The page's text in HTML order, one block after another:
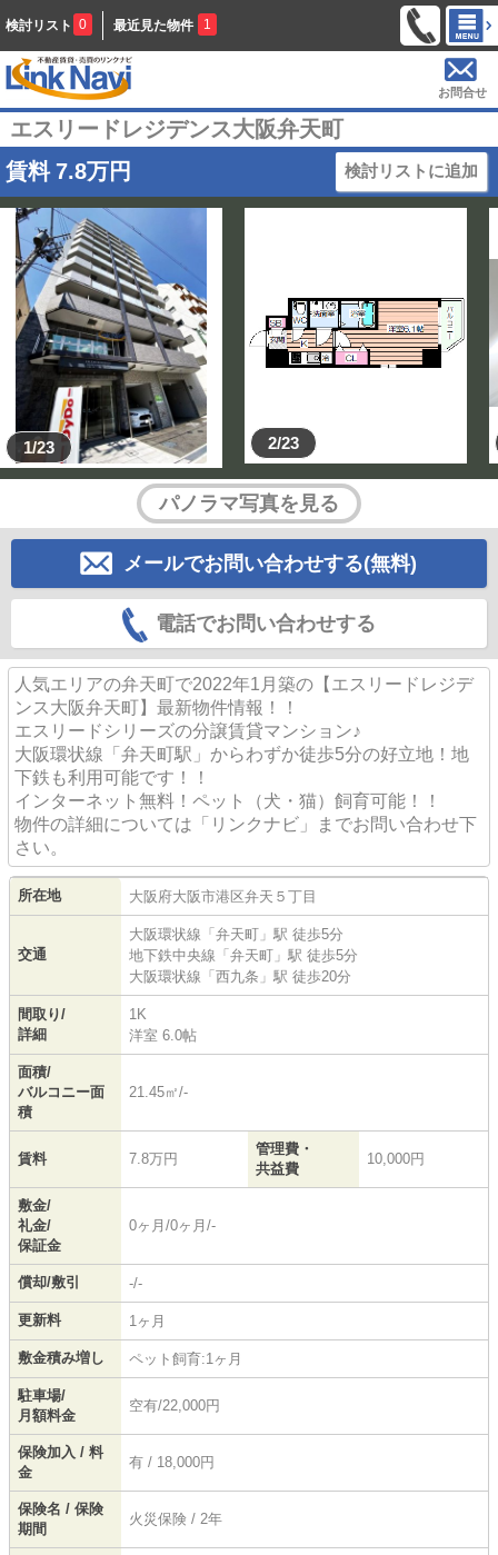
検討リスト 0 最近見た物件 1
お問合せ
エスリードレジデンス大阪弁天町
賃料 7.8万円 検討リストに追加
1/23 2/23
パノラマ写真を見る
メールでお問い合わせする(無料)
電話でお問い合わせする
人気エリアの弁天町で2022年1月築の【エスリードレジデ
ンス大阪弁天町】最新物件情報！！
エスリードシリーズの分譲賃貸マンション♪
大阪環状線「弁天町駅」からわずか徒歩5分の好立地！地
下鉄も利用可能です！！
インターネット無料！ペット（犬・猫）飼育可能！！
物件の詳細については「リンクナビ」までお問い合わせ下
さい。
所在地 大阪府大阪市港区弁天 ５丁目
交通
大阪環状線 「 弁天町 」駅 徒歩5分
地下鉄中央線 「 弁天町 」駅 徒歩5分
大阪環状線 「 西九条 」駅 徒歩20分
間取り/
詳細
1K
洋室 6.0帖
面積/
バルコニー面
積
21.45㎡/-
賃料 7.8万円
管理費・
共益費
10,000円
敷金/
礼金/
保証金
0ヶ月/0ヶ月/-
償却/敷引 -/-
更新料 1ヶ月
敷金積み増し ペット飼育:1ヶ月
駐車場/
月額料金
空有/22,000円
保険加入 / 料
金
有 / 18,000円
保険名 / 保険
期間
火災保険 / 2年